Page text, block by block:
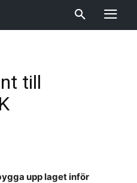
till
upp laget inför